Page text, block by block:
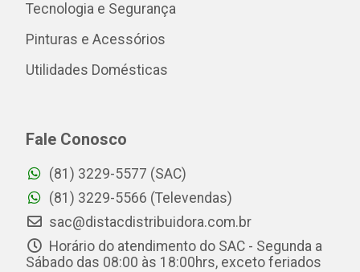
Tecnologia e Segurança
Pinturas e Acessórios
Utilidades Domésticas
Fale Conosco
(81) 3229-5577 (SAC)
(81) 3229-5566 (Televendas)
sac@distacdistribuidora.com.br
Horário do atendimento do SAC - Segunda a
Sábado das 08:00 às 18:00hrs, exceto feriados